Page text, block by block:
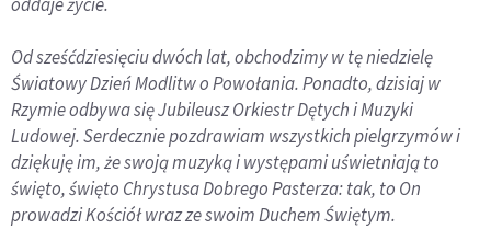
Od sześćdziesięciu dwóch lat, obchodzimy w tę niedzielę
Światowy Dzień Modlitw o Powołania. Ponadto, dzisiaj w
Rzymie odbywa się Jubileusz Orkiestr Dętych i Muzyki
Ludowej. Serdecznie pozdrawiam wszystkich pielgrzymów i
dziękuję im, że swoją muzyką i występami uświetniają to
święto, święto Chrystusa Dobrego Pasterza: tak, to On
prowadzi Kościół wraz ze swoim Duchem Świętym.